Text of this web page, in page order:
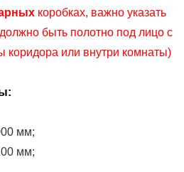
коробках, важно указать
быть полотно под лицо с
коридора или внутри комнаты)
мм;
мм;